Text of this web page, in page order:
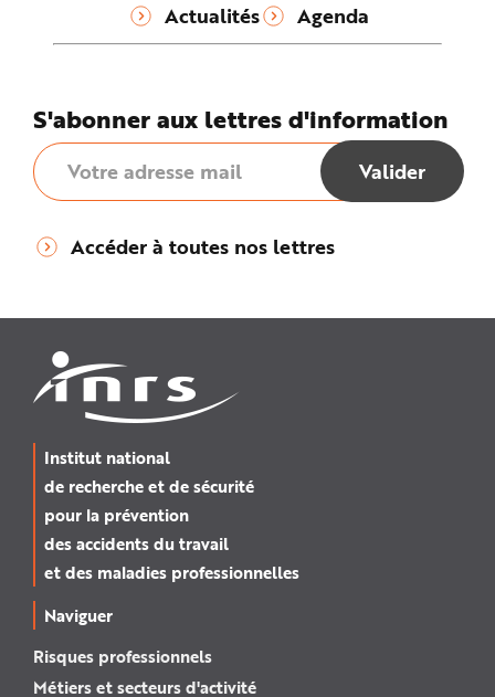
Actualités Agenda
S'abonner aux lettres d'information
Accéder à toutes nos lettres
Institut national
de recherche et de sécurité
pour la prévention
des accidents du travail
et des maladies professionnelles
Naviguer
Risques professionnels
Métiers et secteurs d'activité